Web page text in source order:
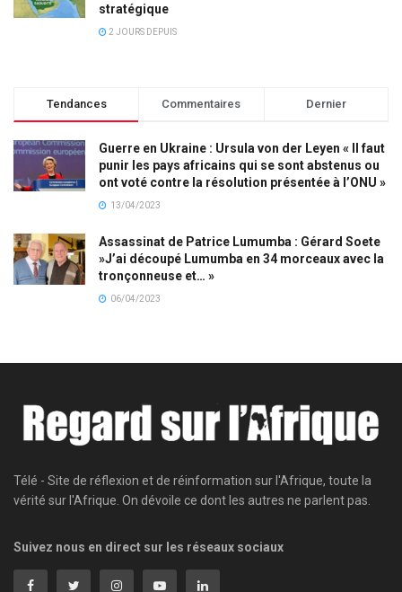
stratégique
2 JOURS DEPUIS
Tendances Commentaires Dernier
Guerre en Ukraine : Ursula von der Leyen « Il faut
punir les pays africains qui se sont abstenus ou
ont voté contre la résolution présentée à l’ONU »
13/04/2023
Assassinat de Patrice Lumumba : Gérard Soete
»J’ai découpé Lumumba en 34 morceaux avec la
tronçonneuse et… »
06/04/2023
Télé - Site de réflexion et de réinformation sur l'Afrique, toute la
vérité sur l'Afrique. On dévoile ce dont les autres ne parlent pas.
Suivez nous en direct sur les réseaux sociaux